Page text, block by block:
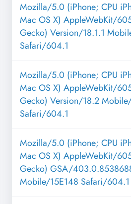
Mozilla/5.0 (iPhone; CPU
Mac OS X) AppleWebKit/
Gecko) Version/18.1.1
Safari/604.1
Mozilla/5.0 (iPhone; CPU
Mac OS X) AppleWebKit/
Gecko) Version/18.2
Safari/604.1
Mozilla/5.0 (iPhone; CPU
Mac OS X) AppleWebKit/
Gecko) GSA/
Mobile/15E148 Safari/604.1